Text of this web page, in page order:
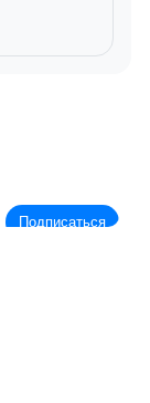
Подписаться